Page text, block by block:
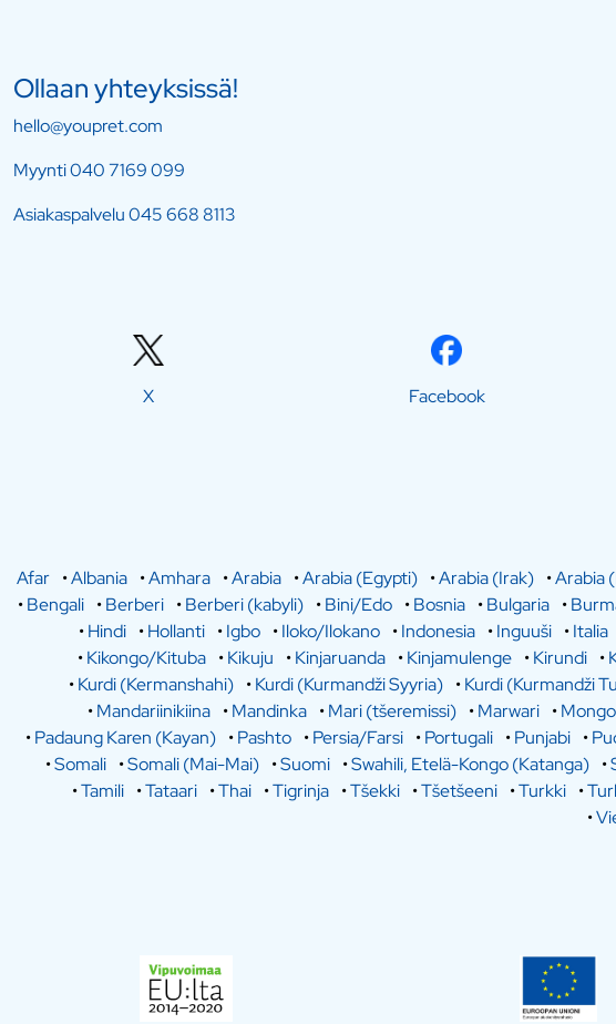
Ollaan yhteyksissä!
hello@youpret.com
Myynti040 7169 099
Asiakaspalvelu045 668 8113
X Facebook
Afar •Albania •Amhara •Arabia •Arabia (Egypti) •Arabia (Irak) •Arabia
•Bengali •Berberi •Berberi (kabyli) •Bini/Edo •Bosnia •Bulgaria •
•Hindi •Hollanti •Igbo •Iloko/Ilokano •Indonesia •Inguuši •Italia
•Kikongo/Kituba •Kikuju •Kinjaruanda •Kinjamulenge •Kirundi •
•Kurdi (Kermanshahi) •Kurdi (Kurmandži Syyria) •Kurdi (Kurmandži
•Mandariinikiina •Mandinka •Mari (tšeremissi) •Marwari •
•Padaung Karen (Kayan) •Pashto •Persia/Farsi •Portugali •Punjabi •
•Somali •Somali (Mai-Mai) •Suomi •Swahili, Etelä-Kongo (Katanga) •
•Tamili •Tataari •Thai •Tigrinja •Tšekki •Tšetšeeni •Turkki •
•